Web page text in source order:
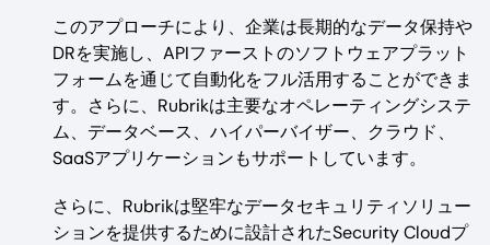
このアプローチにより、企業は長期的なデータ保持や
DRを実施し、APIファーストのソフトウェアプラット
フォームを通じて自動化をフル活用することができま
す。さらに、Rubrikは主要なオペレーティングシステ
ム、データベース、ハイパーバイザー、クラウド、
SaaSアプリケーションもサポートしています。
さらに、Rubrikは堅牢なデータセキュリティソリュー
ションを提供するために設計されたSecurity Cloudプ